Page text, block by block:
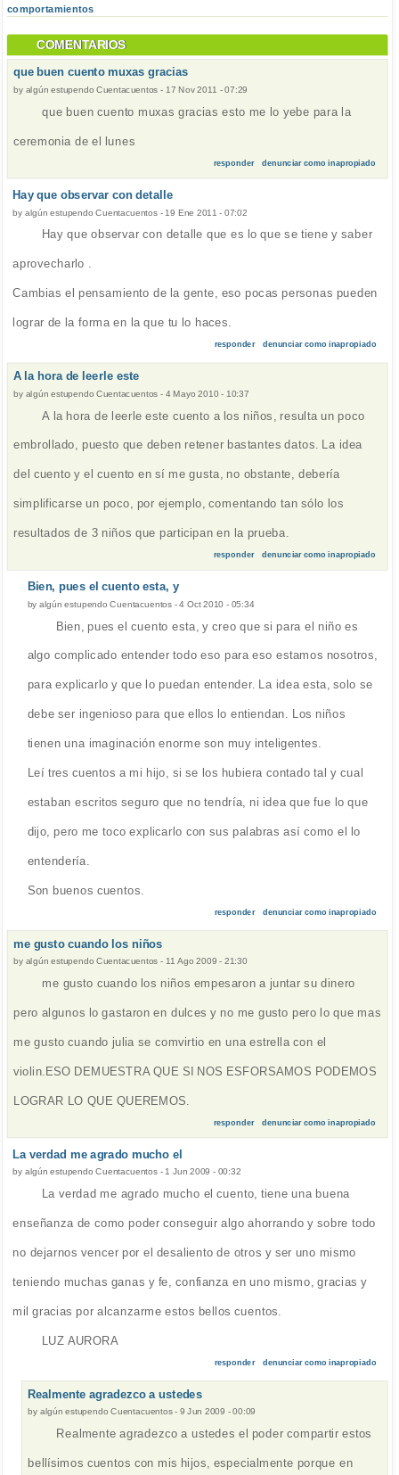
comportamientos
COMENTARIOS
que buen cuento muxas gracias
by algún estupendo Cuentacuentos - 17 Nov 2011 - 07:29
que buen cuento muxas gracias esto me lo yebe para la
ceremonia de el lunes
responder denunciar como inapropiado
Hay que observar con detalle
by algún estupendo Cuentacuentos- 19 Ene 2011 - 07:02
Hay que observar con detalle que es lo que se tiene y saber
aprovecharlo .
Cambias el pensamiento de la gente, eso pocas personas pueden
lograr de la forma en la que tu lo haces.
responder denunciar como inapropiado
A la hora de leerle este
by algún estupendo Cuentacuentos - 4 Mayo 2010 - 10:37
A la hora de leerle este cuento a los niños, resulta un poco
embrollado, puesto que deben retener bastantes datos. La idea
del cuento y el cuento en sí me gusta, no obstante, debería
simplificarse un poco, por ejemplo, comentando tan sólo los
resultados de 3 niños que participan en la prueba.
responder denunciar como inapropiado
Bien, pues el cuento esta, y
byalgún estupendo Cuentacuentos -4 Oct 2010 - 05:34
Bien, pues el cuento esta, y creo que si para el niño es
algo complicado entender todo eso para eso estamos nosotros,
para explicarlo y que lo puedan entender. La idea esta, solo se
debe ser ingenioso para que ellos lo entiendan. Los niños
tienen una imaginación enorme son muy inteligentes.
Leí tres cuentos a mi hijo, si se los hubiera contado tal y cual
estaban escritos seguro que no tendría, ni idea que fue lo que
dijo, pero me toco explicarlo con sus palabras así como el lo
entendería.
Son buenos cuentos.
responder denunciar como inapropiado
me gusto cuando los niños
by algún estupendo Cuentacuentos - 11 Ago 2009 - 21:30
me gusto cuando los niños empesaron a juntar su dinero
pero algunos lo gastaron en dulces y no me gusto pero lo que mas
me gusto cuando julia se comvirtio en una estrella con el
violin.ESO DEMUESTRA QUE SI NOS ESFORSAMOS PODEMOS
LOGRAR LO QUE QUEREMOS.
responder denunciar como inapropiado
La verdad me agrado mucho el
by algún estupendo Cuentacuentos- 1 Jun 2009 - 00:32
La verdad me agrado mucho el cuento, tiene una buena
enseñanza de como poder conseguir algo ahorrando y sobre todo
no dejarnos vencer por el desaliento de otros y ser uno mismo
teniendo muchas ganas y fe, confianza en uno mismo, gracias y
mil gracias por alcanzarme estos bellos cuentos.
LUZ AURORA
responder denunciar como inapropiado
Realmente agradezco a ustedes
by algún estupendo Cuentacuentos-9 Jun 2009 - 00:09
Realmente agradezco a ustedes el poder compartir estos
bellísimos cuentos con mis hijos, especialmente porque en